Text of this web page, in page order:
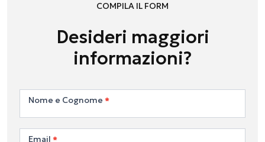
COMPILA IL FORM
Desideri maggiori
informazioni?
Contattaci
Nome e Cognome*
Email*